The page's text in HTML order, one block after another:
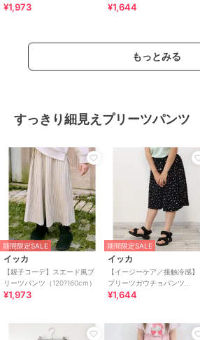
¥1,973
（120?160cm）【UVカット／
¥1,644
もっとみる
すっきり細見えプリーツパンツ
期間限定SALE
イッカ
【親子コーデ】スエード風プ
リーツパンツ（120?160cm）
¥1,973
期間限定SALE
イッカ
【イージーケア／接触冷感】
プリーツガウチョパンツ
（120?160cm）【UVカット／
¥1,644